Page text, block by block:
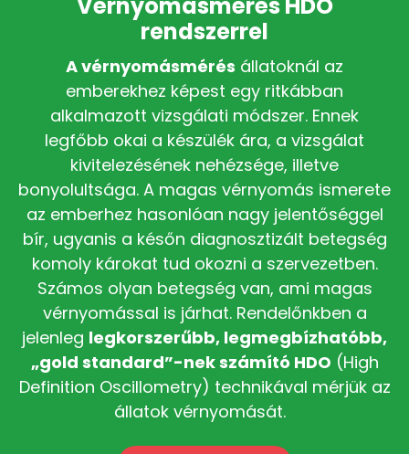
rendszerrel
A vérnyomásmérés állatoknál az
emberekhez képest egy ritkábban
alkalmazott vizsgálati módszer. Ennek
legfőbb okai a készülék ára, a vizsgálat
kivitelezésének nehézsége, illetve
bonyolultsága. A magas vérnyomás ismerete
az emberhez hasonlóan nagy jelentőséggel
bír, ugyanis a későn diagnosztizált betegség
komoly károkat tud okozni a szervezetben.
Számos olyan betegség van, ami magas
vérnyomással is járhat. Rendelőnkben a
jelenleg legkorszerűbb, legmegbízhatóbb,
„gold standard”-nek számító HDO (High
Definition Oscillometry) technikával mérjük az
állatok vérnyomását.